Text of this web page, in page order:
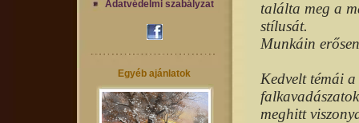
Adatvédelmi szabályzat
Egyéb ajánlatok
találta meg a
stílusát.
Munkáin
Kedvelt témái
meghitt